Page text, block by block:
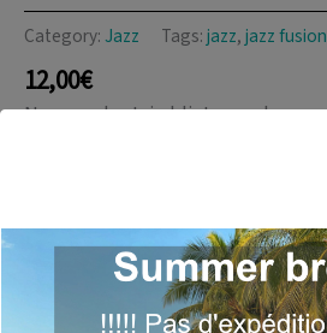
Category:Jazz Tags:jazz,jazz fusion
12,00€
New product, in blister pack.
Dockery & Charles Bellonzi
Availability:In stock